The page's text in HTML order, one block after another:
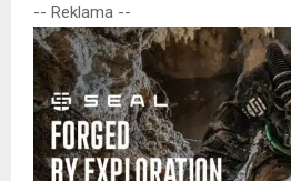
-- Reklama --